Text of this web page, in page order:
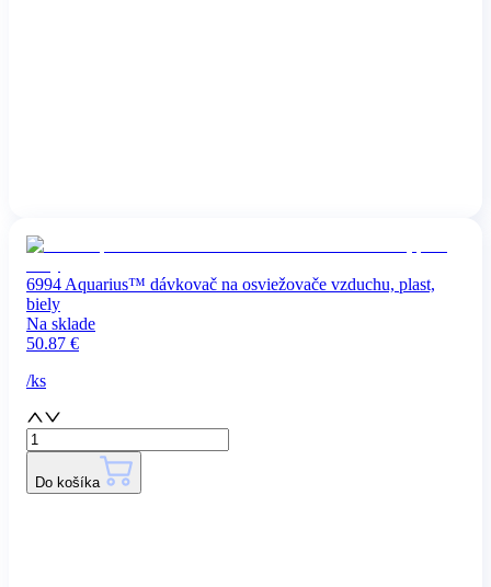
6994 Aquarius™ dávkovač na osviežovače vzduchu, plast,
biely
Na sklade
50.87 €
/ks
Do košíka